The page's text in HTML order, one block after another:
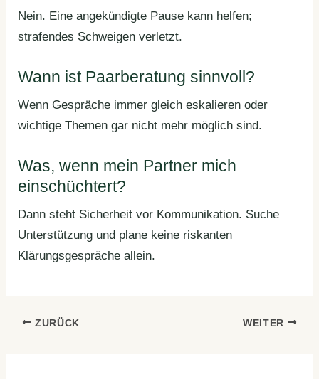
Nein. Eine angekündigte Pause kann helfen;
strafendes Schweigen verletzt.
Wann ist Paarberatung sinnvoll?
Wenn Gespräche immer gleich eskalieren oder
wichtige Themen gar nicht mehr möglich sind.
Was, wenn mein Partner mich
einschüchtert?
Dann steht Sicherheit vor Kommunikation. Suche
Unterstützung und plane keine riskanten
Klärungsgespräche allein.
ZURÜCK WEITER